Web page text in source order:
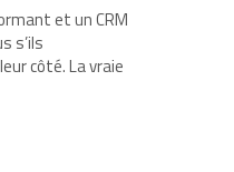
et un CRM
s’ils
côté. La vraie